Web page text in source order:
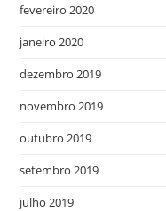
fevereiro 2020
janeiro 2020
dezembro 2019
novembro 2019
outubro 2019
setembro 2019
julho 2019